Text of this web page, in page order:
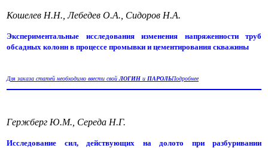
Кошелев Н.Н., Лебедев О.А., Сидоров Н.А.
Экспериментальные исследования изменения напряженности труб
обсадных колонн в процессе промывки и цементирования скважины
Для заказа статей необходимо ввести свойЛОГИН и ПАРОЛЬПодробнее
Гержберг Ю.М., Середа Н.Г.
Исследование сил, действующих на долото при разбуривании